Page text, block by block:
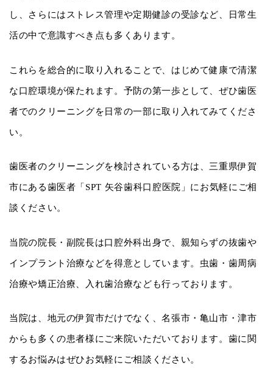
し、さらにはストレス管理や定期健診の受診など、日常生
活の中で意識すべき点も多くあります。
これらを総合的に取り入れることで、はじめて健康で清潔
な口腔環境が保たれます。予防の第一歩として、ぜひ歯医
者でのクリーニングを日常の一部に取り入れてみてくださ
い。
歯医者のクリーニングを検討されている方は、三重県伊賀
市にある歯医者「SPT 矢谷歯科口腔医院」にお気軽にご相
談ください。
当院の院長・副院長は口腔外科出身で、親知らずの抜歯や
インプラント治療などを得意としています。虫歯・歯周病
治療や矯正治療、入れ歯治療なども行っております。
当院は、地元の伊賀市だけでなく、名張市・亀山市・津市
からも多くの患者様にご来院いただいております。歯に関
するお悩みはぜひお気軽にご相談ください。